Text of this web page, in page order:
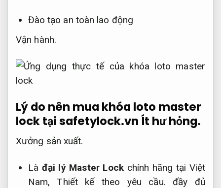
Đào tạo an toàn lao động
Vận hành.
Lý do nên mua khóa loto master
lock tại safetylock.vn Ít hư hỏng.
Xưởng sản xuất.
Là đại lý Master Lockchính hãng tại Việt
Nam,Thiết kế theo yêu cầu. đầy đủ